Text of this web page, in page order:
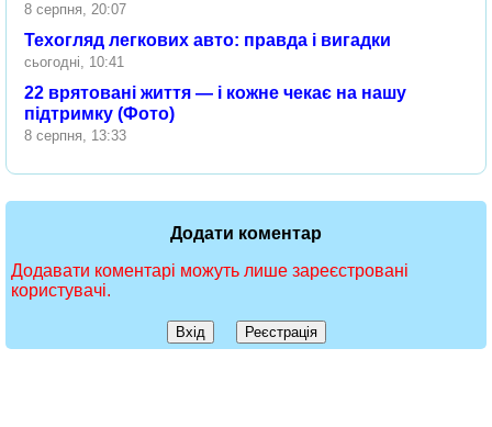
8 серпня, 20:07
Техогляд легкових авто: правда і вигадки
сьогодні, 10:41
22 врятовані життя — і кожне чекає на нашу
підтримку (Фото)
8 серпня, 13:33
Додати коментар
Додавати коментарі можуть лише зареєстровані
користувачі.
Вхід Реєстрація